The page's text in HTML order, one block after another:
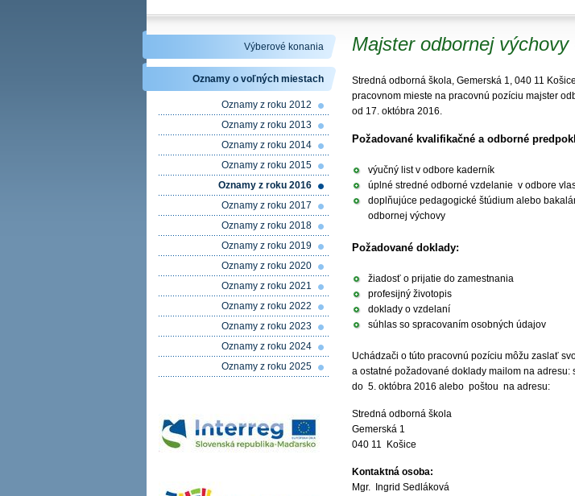
Majster odbornej
Stredná odborná škola, Gemerská 1, 040 11
pracovnom mieste na pracovnú pozíciu majster
od 17. októbra 2016.
Požadované kvalifikačné a odborné
výučný list v odbore kaderník
úplné stredné odborné vzdelanie v odbore
doplňujúce pedagogické štúdium alebo
odbornej výchovy
Požadované doklady:
žiadosť o prijatie do zamestnania
profesijný životopis
doklady o vzdelaní
súhlas so spracovaním osobných údajov
Uchádzači o túto pracovnú pozíciu môžu zaslať
a ostatné požadované doklady mailom na adresu:
do 5. októbra 2016 alebo poštou na adresu:
Stredná odborná škola
Gemerská 1
040 11 Košice
Kontaktná osoba:
Mgr. Ingrid Sedláková
Výberové konania
Oznamy o voľných miestach
Oznamy z roku 2012
Oznamy z roku 2013
Oznamy z roku 2014
Oznamy z roku 2015
Oznamy z roku 2016
Oznamy z roku 2017
Oznamy z roku 2018
Oznamy z roku 2019
Oznamy z roku 2020
Oznamy z roku 2021
Oznamy z roku 2022
Oznamy z roku 2023
Oznamy z roku 2024
Oznamy z roku 2025